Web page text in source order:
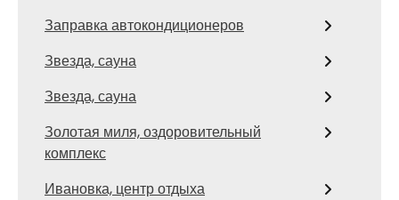
Заправка автокондиционеров
Звезда, сауна
Звезда, сауна
Золотая миля, оздоровительный
комплекс
Ивановка, центр отдыха